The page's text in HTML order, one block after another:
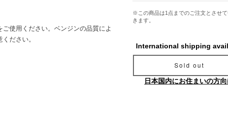
使用ください。ベンジンの品質によ
ださい。
※この商品は1点までのご注文とさせ
きます。
International shipping
Sold out
日本国内にお住まいの方